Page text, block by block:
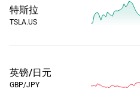
特斯拉
TSLA.US
英镑/日元
GBP/JPY